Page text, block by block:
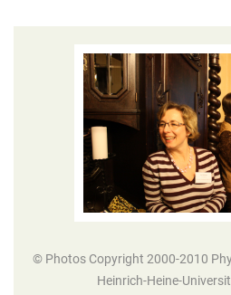
© Photos Copyright 2000-2010
Heinrich-Heine-